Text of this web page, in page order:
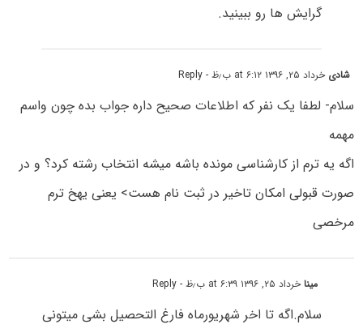
گرایش ها رو ببینید.
شادی خرداد ۲۵, ۱۳۹۶ at ۶:۱۲ ب٫ظ - Reply
سلام- لطفا یک نفر که اطلاعات صحیح داره جواب بده چون واسم
مهمه
اگه یه ترم از کارشناسی مونده باشه میشه انتخاب رشته کرد؟ و در
صورت قبولی امکان تاخیر در ثبت نام هست> یعنی یهخ ترم
مرخصی
میناخرداد ۲۵, ۱۳۹۶ at ۶:۳۹ ب٫ظ - Reply
سلام.اگه تا اخر شهریورماه فارغ التحصیل بشی میتونی